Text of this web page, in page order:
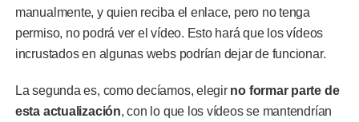
manualmente, y quien reciba el enlace, pero no tenga
permiso, no podrá ver el vídeo. Esto hará que los vídeos
incrustados en algunas webs podrían dejar de funcionar.
La segunda es, como decíamos, elegir no formar parte de
esta actualización, con lo que los vídeos se mantendrían